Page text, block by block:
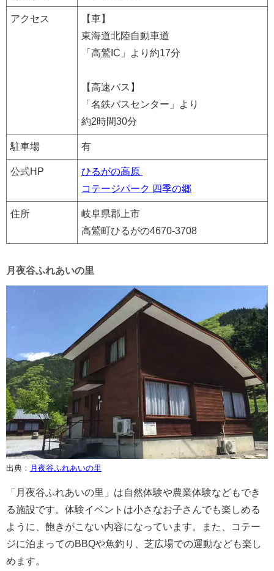
アクセス
【車】
東海道北陸自動車道
「高鷲IC」より約17分
【高速バス】
「名鉄バスセンター」より
約2時間30分
駐車場 有
公式HP
ひるがの高原
コテージパーク 四季の郷
住所
岐阜県郡上市
高鷲町ひるがの4670-3708
月夜谷ふれあいの里
出典： 月夜谷ふれあいの里
「月夜谷ふれあいの里」は自然体験や農業体験などもでき
る施設です。体験イベントは小さなお子さんでも楽しめる
ように、飽きがこない内容になっています。また、コテー
ジに泊まってのBBQや魚釣り、芝広場での運動なども楽し
めます。